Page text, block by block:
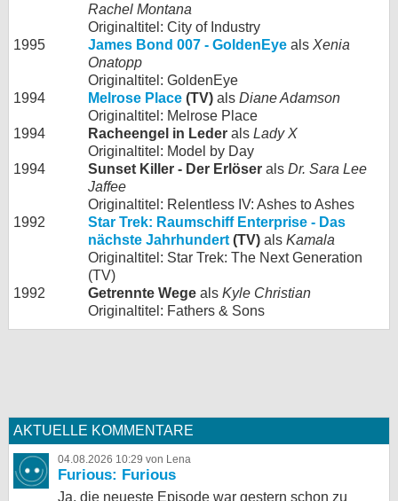
Rachel Montana
Originaltitel: City of Industry
1995
James Bond 007 - GoldenEye als Xenia
Onatopp
Originaltitel: GoldenEye
1994
Melrose Place (TV) als Diane Adamson
Originaltitel: Melrose Place
1994
Racheengel in Leder als Lady X
Originaltitel: Model by Day
1994
Sunset Killer - Der Erlöser als Dr. Sara Lee
Jaffee
Originaltitel: Relentless IV: Ashes to Ashes
1992
Star Trek: Raumschiff Enterprise - Das
nächste Jahrhundert (TV) als Kamala
Originaltitel: Star Trek: The Next Generation
(TV)
1992
Getrennte Wege als Kyle Christian
Originaltitel: Fathers & Sons
AKTUELLE KOMMENTARE
04.08.2026 10:29 von Lena
Furious: Furious
Ja, die neueste Episode war gestern schon zu